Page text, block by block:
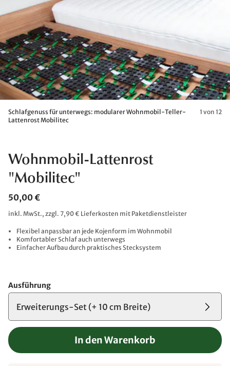
Schlafgenuss für unterwegs: modularer Wohnmobil-Teller-
Lattenrost Mobilitec
1 von 12
Wohnmobil-Lattenrost
"Mobilitec"
50,00 €
inkl. MwSt., zzgl. 7,90 € Lieferkosten mit Paketdienstleister
Flexibel anpassbar an jede Kojenform im Wohnmobil
Komfortabler Schlaf auch unterwegs
Einfacher Aufbau durch praktisches Stecksystem
Ausführung
Erweiterungs-Set (+ 10 cm Breite)
In den Warenkorb